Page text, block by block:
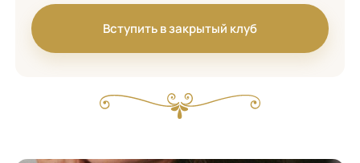
Вступить в закрытый клуб